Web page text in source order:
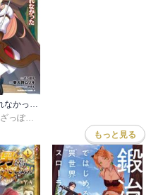
ざっぽん
もっと見る